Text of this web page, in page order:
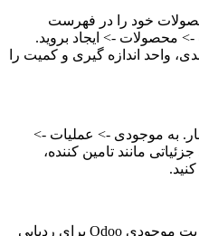
خود را در فهرست
-> محصولات -> ایجاد بروید.
واحد اندازه گیری و کمیت را
به موجودی -> عملیات ->
مانند تامین کننده،
ردیابی حرکات: از ویژگی های مدیریت موجودی Odoo برای ردیابی